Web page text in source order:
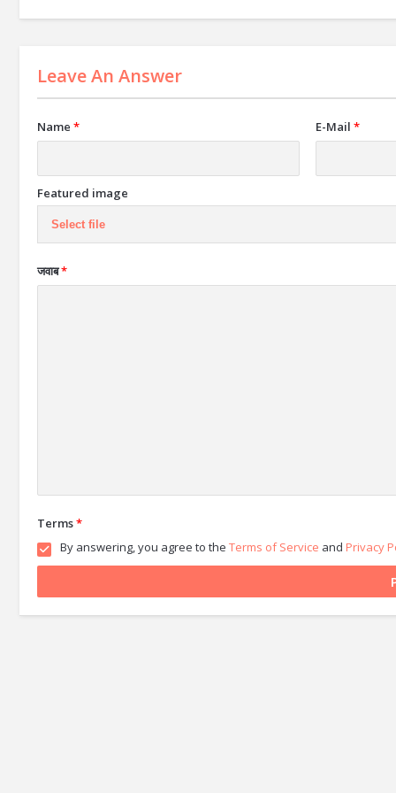
Leave An Answer
Name * E-Mail *
Featured image
Select file
जवाब*
Terms*
By answering, you agree to the Terms of Service and Privacy